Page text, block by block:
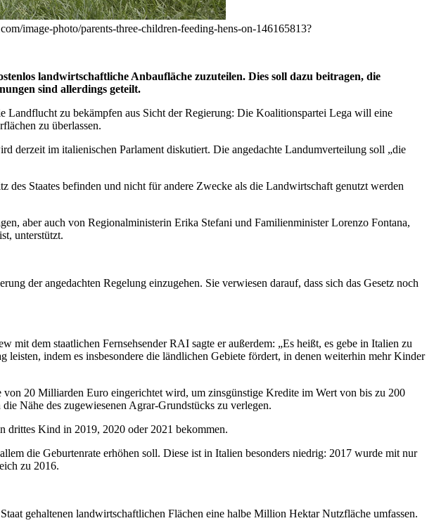
image-photo/parents-three-children-feeding-hens-on-146165813?
landwirtschaftliche Anbaufläche zuzuteilen. Dies soll dazu beitragen, die
sind allerdings geteilt.
Landflucht zu bekämpfen aus Sicht der Regierung: Die Koalitionspartei Lega will eine
zu überlassen.
derzeit im italienischen Parlament diskutiert. Die angedachte Landumverteilung soll „die
Staates befinden und nicht für andere Zwecke als die Landwirtschaft genutzt werden
aber auch von Regionalministerin Erika Stefani und Familienminister Lorenzo Fontana,
unterstützt.
der angedachten Regelung einzugehen. Sie verwiesen darauf, dass sich das Gesetz noch
dem staatlichen Fernsehsender RAI sagte er außerdem: „Es heißt, es gebe in Italien zu
indem es insbesondere die ländlichen Gebiete fördert, in denen weiterhin mehr Kinder
von 20 Milliarden Euro eingerichtet wird, um zinsgünstige Kredite im Wert von bis zu 200
Nähe des zugewiesenen Agrar-Grundstücks zu verlegen.
drittes Kind in 2019, 2020 oder 2021 bekommen.
die Geburtenrate erhöhen soll. Diese ist in Italien besonders niedrig: 2017 wurde mit nur
zu 2016.
gehaltenen landwirtschaftlichen Flächen eine halbe Million Hektar Nutzfläche umfassen.